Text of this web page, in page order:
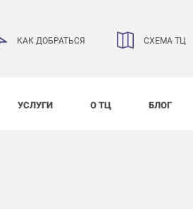
КАК ДОБРАТЬСЯ СХЕМА ТЦ
УСЛУГИ О ТЦ БЛОГ